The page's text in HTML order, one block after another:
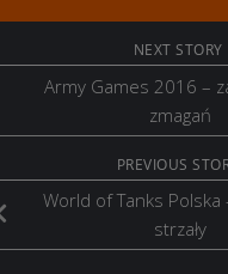
NEXT STORY
Army Games 2016 –
zmagań
PREVIOUS
World of Tanks Polska
strzały